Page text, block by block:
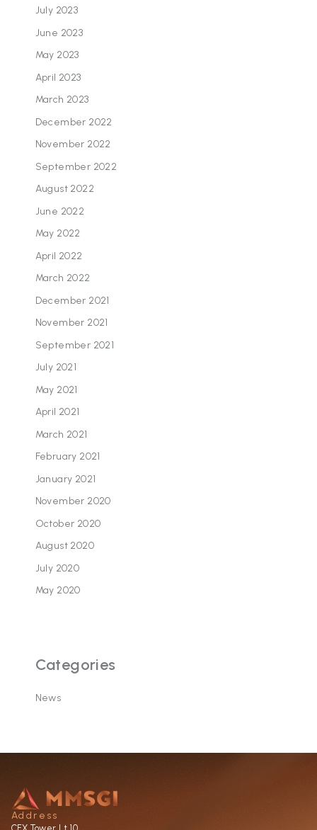
July 2023
June 2023
May 2023
April 2023
March 2023
December 2022
November 2022
September 2022
August 2022
June 2022
May 2022
April 2022
March 2022
December 2021
November 2021
September 2021
July 2021
May 2021
April 2021
March 2021
February 2021
January 2021
November 2020
October 2020
August 2020
July 2020
May 2020
Categories
News
Address